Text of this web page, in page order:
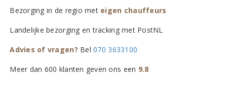
Bezorging in de regio met eigen chauffeurs
Landelijke bezorging en tracking met PostNL
Advies of vragen? Bel070 3633100
Meer dan 600 klanten geven ons een 9.8